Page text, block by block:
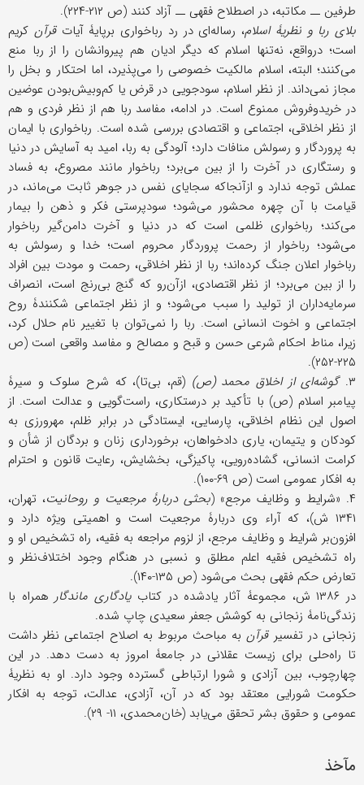
طرفین ــ مکاتبه، در اصطلاح فقهی ــ آزاد کنند (ص ۲۱۲-۲۲۴).
بلای ربا و نظریۀ اسلام، رساله‌ای در رد رباخواری برپایۀ آیاتقرآن کریم
است؛ درواقع، نه‌تنها اسلام که دیگر ادیان هم پیروانشان را از ربا منع
می‌کنند؛ البته، اسلام مالکیت خصوصی را می‌پذیرد، اما احتکار و بخل را
مجاز نمی‌داند. از نظر اسلام، سودجویی در قرض یا کم‌وبیش‌بودن عوضین
در خریدوفروش ممنوع است. در ادامه، مفاسد ربا هم از نظر فردی و هم
از نظر اخلاقی، اجتماعی و اقتصادی بررسی شده است. رباخواری با ایمان
به پروردگار و رسولش منافات دارد؛ آلودگی به ربا، امید به آسایش در دنیا
و رستگاری در آخرت را از بین می‌برد؛ رباخوار مانند مصروع، به فساد
عملش توجه ندارد و ازآنجاکه سجایای نفس در جوهر ثابت می‌ماند، در
قیامت با آن چهره محشور می‌شود؛ سودپرستی فکر و ذهن را بیمار
می‌کند؛ رباخواری ظلمی است که در دنیا و آخرت دامن‌گیر رباخوار
می‌شود؛ رباخوار از رحمت پروردگار محروم است؛ خدا و رسولش به
رباخوار اعلان جنگ کرده‌اند؛ ربا از نظر اخلاقی، رحمت و مودت بین افراد
را از بین می‌برد؛ از نظر اقتصادی، ازآن‌رو که گنج بی‌رنج است، انصراف
سرمایه‌داران از تولید را سبب می‌شود؛ و از نظر اجتماعی شکنندۀ روح
اجتماعی و اخوت انسانی است. ربا را نمی‌توان با تغییر نام حلال کرد،
زیرا، مناط احکام شرعی حسن و قبح و مصالح و مفاسد واقعی است (ص
۲۲۵-۲۵۲).
۳. گوشه‌ای از اخلاق محمد (ص) (قم، بی‌تا)، که شرح سلوک و سیرۀ
پیامبر اسلام (ص) با تأکید بر درستکاری، راست‌گویی و عدالت است. از
اصول این نظام اخلاقی، پارسایی، ایستادگی در برابر ظلم، مهرورزی به
کودکان و یتیمان، یاری دادخواهان، برخورداری زنان و بردگان از شأن و
کرامت انسانی، گشاده‌رویی، پاکیزگی، بخشایش، رعایت قانون و احترام
به افکار عمومی است (ص ۶۹-۱۰۰).
۴. «شرایط و وظایف مرجع» (
بحثی دربارۀ مرجعیت و روحانیت، تهران،
۱۳۴۱ ش)، که آراء وی دربارۀ مرجعیت است و اهمیتی ویژه دارد و
افزون‌بر شرایط و وظایف مرجع، از لزوم مراجعه به فقیه، راه تشخیص او و
راه تشخیص فقیه اعلم مطلق و نسبی در هنگام وجود اختلاف‌نظر و
تعارض حکم فقهی بحث می‌شود (ص ۱۳۵-۱۴۰).
در ۱۳۸۶ ش، مجموعۀ آثار یادشده در کتاب
یادگاری ماندگار همراه با
زندگی‌نامۀ زنجانی به کوشش جعفر سعیدی چاپ شده.
زنجانی در تفسیرقرآن به مباحث مربوط به اصلاح اجتماعی نظر داشت
تا راه‌حلی برای زیست عقلانی در جامعۀ امروز به دست دهد. در این
چهارچوب، بین آزادی و شورا ارتباطی گسترده وجود دارد. او به نظریۀ
حکومت شورایی معتقد بود که در آن، آزادی، عدالت، توجه به افکار
عمومی و حقوق بشر تحقق می‌یابد (خان‌محمدی، ۱۱- ۲۹).
مآخذ